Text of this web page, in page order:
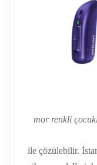
mor renkli
ile çözülebilir.